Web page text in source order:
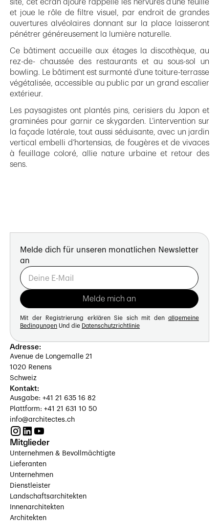
site, cet écran ajouré rappelle les nervures d’une feuille
et joue le rôle de filtre visuel, par endroit de grandes
ouvertures alvéolaires donnant sur la place laisseront
pénétrer généreusement la lumière naturelle.
Ce bâtiment accueille aux étages la discothèque, au
rez-de- chaussée des restaurants et au sous-sol un
bowling. Le bâtiment est surmonté d’une toiture-terrasse
végétalisée, accessible au public par un grand escalier
extérieur.
Les paysagistes ont plantés pins, cerisiers du Japon et
graminées pour garnir ce skygarden. L’intervention sur
la façade latérale, tout aussi séduisante, avec un jardin
vertical embelli d’hortensias, de fougères et de vivaces
à feuillage coloré, allie nature urbaine et retour des
sens.
Melde dich für unseren monatlichen Newsletter
an
Mit der Registrierung erklären Sie sich mit den allgemeine
Bedingungen Und die Datenschutzrichtlinie
Adresse:
Avenue de Longemalle 21
1020 Renens
Schweiz
Kontakt:
Ausgabe: +41 21 635 16 82
Plattform: +41 21 631 10 50
info@architectes.ch
Mitglieder
Unternehmen & Bevollmächtigte
Lieferanten
Unternehmen
Dienstleister
Landschaftsarchitekten
Innenarchitekten
Architekten